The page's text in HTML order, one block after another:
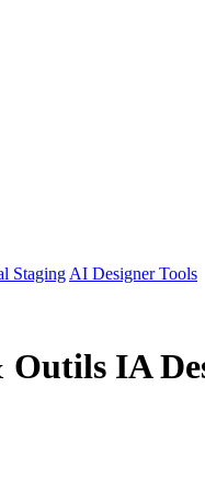
Staging AI Designer Tools
IA